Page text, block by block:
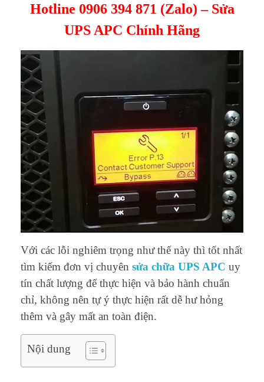
Hotline 0906 394 871 (Zalo) – Sửa
UPS APC Chính Hãng
Với các lỗi nghiêm trọng như thế này thì tốt nhất
tìm kiếm đơn vị chuyên sửa chữa UPS APC uy
tín chất lượng để thực hiện và bảo hành chuẩn
chỉ, không nên tự ý thực hiện rất dễ hư hỏng
thêm và gây mất an toàn điện.
Nội dung